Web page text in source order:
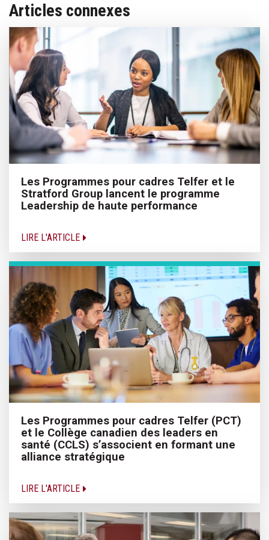
Articles connexes
Les Programmes pour cadres Telfer et le
Stratford Group lancent le programme
Leadership de haute performance
LIRE L'ARTICLE
Les Programmes pour cadres Telfer (PCT)
et le Collège canadien des leaders en
santé (CCLS) s’associent en formant une
alliance stratégique
LIRE L'ARTICLE